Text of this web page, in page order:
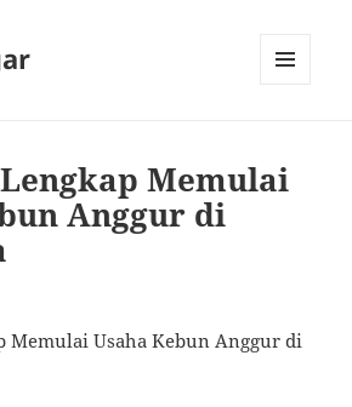
Memulai
Anggur di
Memulai Usaha Kebun Anggur di